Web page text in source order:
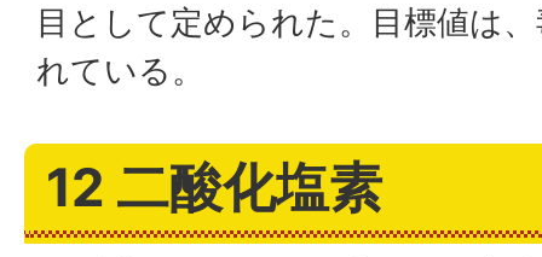
目として定められた。目標値は
れている。
12 二酸化塩素